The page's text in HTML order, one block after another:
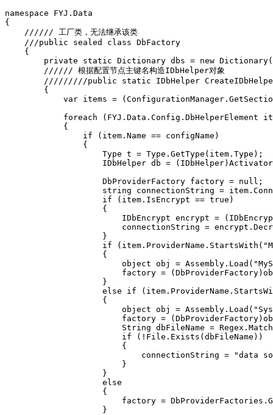
namespace FYJ.Data
{
    ////// 工厂类，无法继承该类
    ///public sealed class DbFactory
    {
        private static Dictionary
dbs = new Dictionary
        ////// 根据配置节点主键名构造IDbHelper对象
/////////public static IDbHelper
        {
var items =
foreach (FYJ.Data.Config.DbHelperElement
            {
                if (item.Name == configName)
                {
                    Type t = Type.GetType(item.Type);
IDbHelper db =
                    DbProviderFactory factory = null;
string connectionString =
                    if (item.IsEncrypt == true)
                    {
IDbEncrypt encrypt =
connectionString =
                    }
if
                    {
object obj =
factory =
                    }
else if
                    {
object obj =
factory =
String dbFileName =
                        if (!File.Exists(dbFileName))
                        {
connectionString = "data
                        }
                    }
                    else
                    {
factory =
                    }